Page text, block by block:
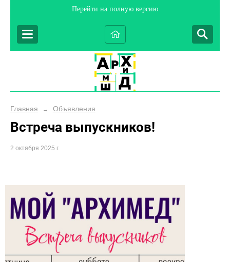
Перейти на полную версию
Главная → Объявления
Встреча выпускников!
2 октября 2025 г.